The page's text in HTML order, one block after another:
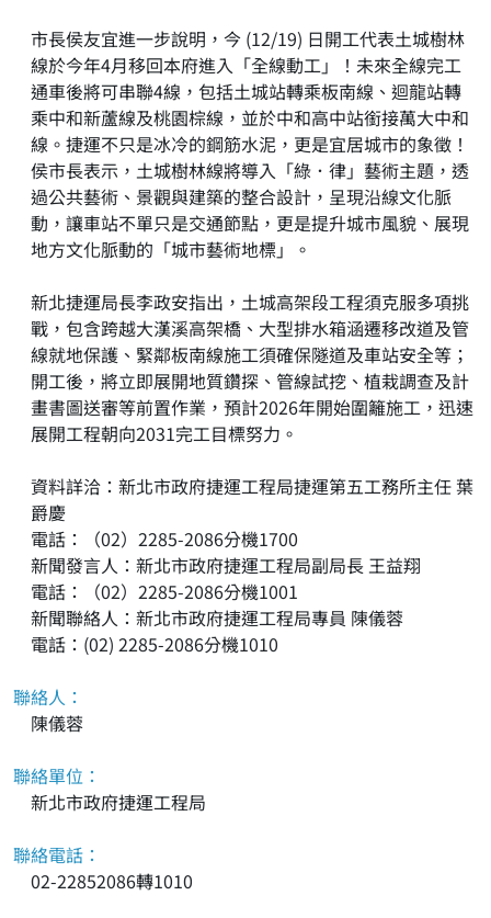
市長侯友宜進一步說明，今 (12/19) 日開工代表土城樹林
線於今年4月移回本府進入「全線動工」！未來全線完工
通車後將可串聯4線，包括土城站轉乘板南線、迴龍站轉
乘中和新蘆線及桃園棕線，並於中和高中站銜接萬大中和
線。捷運不只是冰冷的鋼筋水泥，更是宜居城市的象徵！
侯市長表示，土城樹林線將導入「綠．律」藝術主題，透
過公共藝術、景觀與建築的整合設計，呈現沿線文化脈
動，讓車站不單只是交通節點，更是提升城市風貌、展現
地方文化脈動的「城市藝術地標」。
新北捷運局長李政安指出，土城高架段工程須克服多項挑
戰，包含跨越大漢溪高架橋、大型排水箱涵遷移改道及管
線就地保護、緊鄰板南線施工須確保隧道及車站安全等；
開工後，將立即展開地質鑽探、管線試挖、植栽調查及計
畫書圖送審等前置作業，預計2026年開始圍籬施工，迅速
展開工程朝向2031完工目標努力。
資料詳洽：新北市政府捷運工程局捷運第五工務所主任 葉
爵慶
電話：（02）2285-2086分機1700
新聞發言人：新北市政府捷運工程局副局長 王益翔
電話：（02）2285-2086分機1001
新聞聯絡人：新北市政府捷運工程局專員 陳儀蓉
電話：(02) 2285-2086分機1010
聯絡人：
陳儀蓉
聯絡單位：
新北市政府捷運工程局
聯絡電話：
02-22852086轉1010